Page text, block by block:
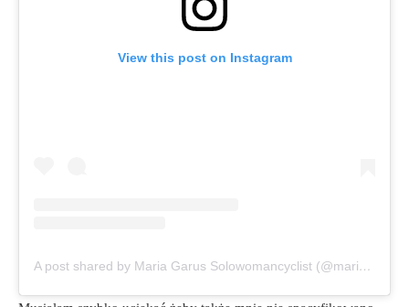
View this post on Instagram
A post shared by Maria Garus Solowomancyclist (@mariagarus)